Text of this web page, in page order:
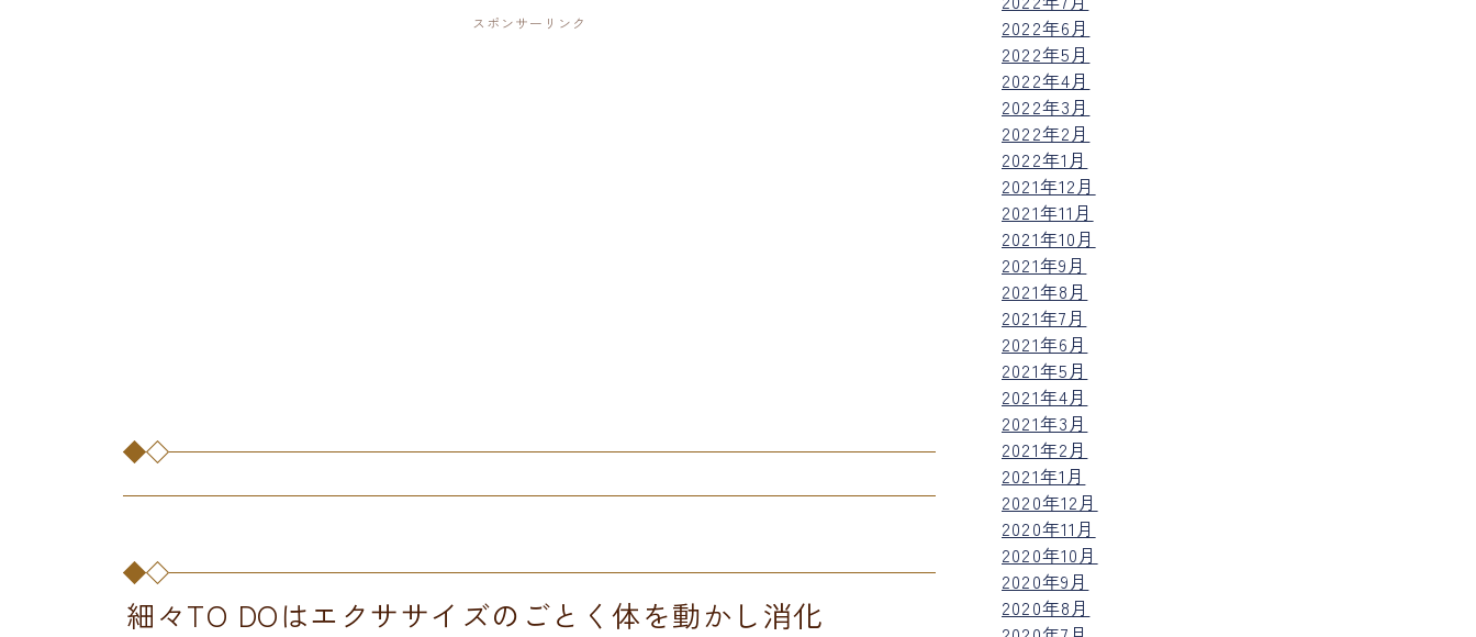
スポンサーリンク
細々TO DOはエクササイズのごとく体を動かし消化
2022年6月
2022年5月
2022年4月
2022年3月
2022年2月
2022年1月
2021年12月
2021年11月
2021年10月
2021年9月
2021年8月
2021年7月
2021年6月
2021年5月
2021年4月
2021年3月
2021年2月
2021年1月
2020年12月
2020年11月
2020年10月
2020年9月
2020年8月